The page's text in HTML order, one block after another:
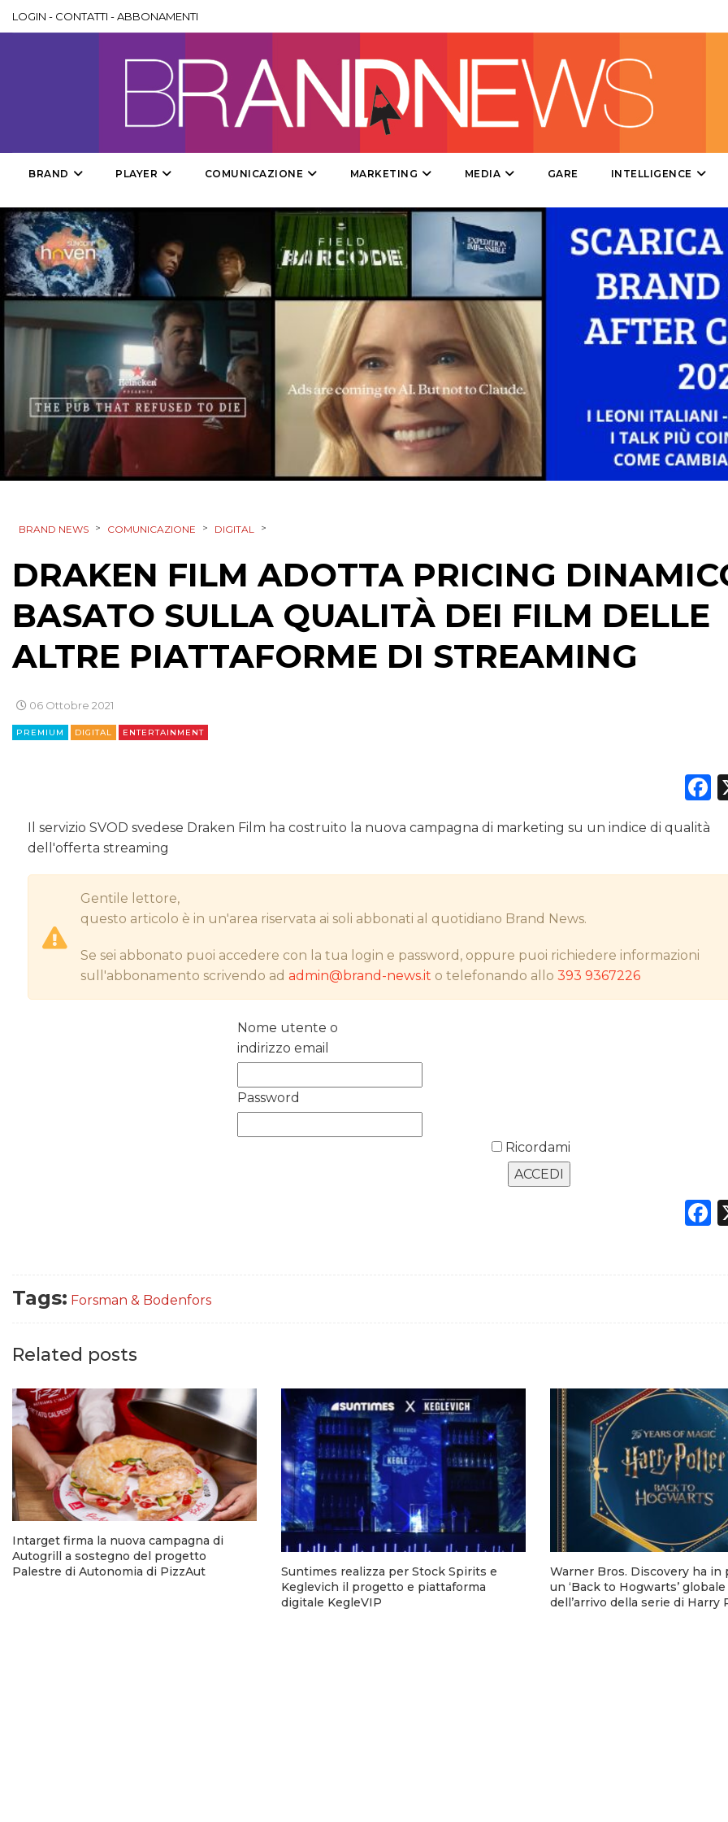
DESIGN
PUNTI VENDITA
CSR
STRATEGIE
CINEMA
ESTERNA
NORMATIVE
TREND
LOGIN - CONTATTI -ABBONAMENTI
BRAND PLAYER COMUNICAZIONE MARKETING MEDIA GARE INTELLIGENCE
BRAND NEWS > COMUNICAZIONE > DIGITAL >
DRAKEN FILM ADOTTA PRICING
BASATO SULLA QUALITÀ DEI FILM DELLE
ALTRE PIATTAFORME DI STREAMING
06 Ottobre 2021
PREMIUM DIGITAL ENTERTAINMENT
Il servizio SVOD svedese Draken Film ha costruito la nuova campagna di marketing su un indice di qualità
dell'offerta streaming
Gentile lettore,
questo articolo è in un'area riservata ai soli abbonati al quotidiano Brand News.
Se sei abbonato puoi accedere con la tua login e password, oppure puoi richiedere informazioni
sull'abbonamento scrivendo adadmin@brand-news.it o telefonando allo393 9367226
Nome utente o
indirizzo email
Password
Ricordami
Tags: Forsman & Bodenfors
Related posts
Intarget firma la nuova campagna di
Autogrill a sostegno del progetto
Palestre di Autonomia di PizzAut
Suntimes realizza per Stock Spirits e
Keglevich il progetto e piattaforma
digitale KegleVIP
Warner Bros. Discovery ha in
un ‘Back to Hogwarts’
dell’arrivo della serie di Harry